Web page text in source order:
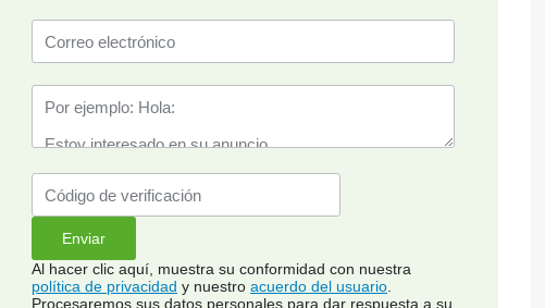
Al hacer clic aquí, muestra su conformidad con nuestra
política de privacidad y nuestro acuerdo del usuario
Procesaremos sus datos personales para dar respuesta a su